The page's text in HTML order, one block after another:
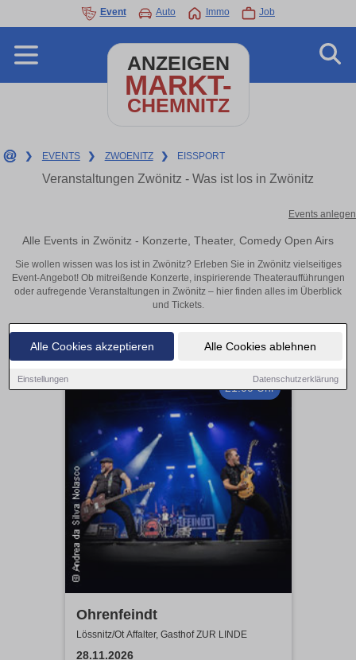
Alle Cookies akzeptieren Alle Cookies ablehnen
Einstellungen Datenschutzerklärung
Event Auto Immo Job
ANZEIGEN
MARKT-
CHEMNITZ
❯ EVENTS ❯ ZWOENITZ ❯ EISSPORT
Veranstaltungen Zwönitz - Was ist los in Zwönitz
Events anlegen
Alle Events in Zwönitz - Konzerte, Theater, Comedy Open Airs
Sie wollen wissen was los ist in Zwönitz? Erleben Sie in Zwönitz vielseitiges
Event-Angebot! Ob mitreißende Konzerte, inspirierende Theateraufführungen
oder aufregende Veranstaltungen in Zwönitz – hier finden alles im Überblick
und Tickets.
21:00 Uhr
Ohrenfeindt
Lössnitz/Ot Affalter, Gasthof ZUR LINDE
28.11.2026